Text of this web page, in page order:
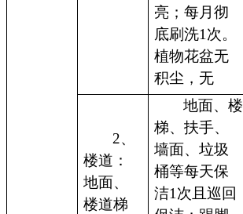
亮；每月彻
底刷洗1次。
植物花盆无
积尘，无
2、
楼道：
地面、
楼道梯
地面、楼
梯、扶手、
墙面、垃圾
桶等每天保
洁1次且巡回